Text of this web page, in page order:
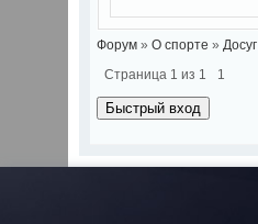
Форум » О спорте » Досуг
Страница 1 из 1 1